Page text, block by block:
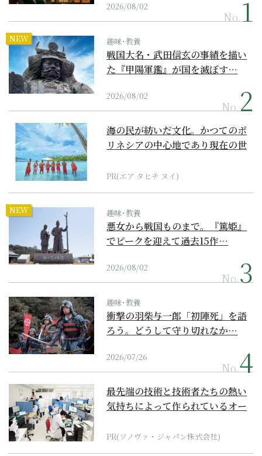
2026/08/02
No.
NEW 趣味･教養
戦国大名・武田信玄の事績を描い
た『甲陽軍鑑』が国を滅ぼす…
2026/08/02
No.
海の民が紡いだ文化。かつてのポ
リネシアの中心地であり現在の世
PR(エア タヒチ ヌイ)
NEW 趣味･教養
悪女から戦国ものまで。『篤姫』
でピークを迎えて過去15作…
2026/08/02
No.
趣味･教養
衝撃の羽柴与一郎「初陣死」を語
ろう。どうして守り切れなか…
2026/07/26
No.
最先端の技術と技術者たちの熱い
気持ちによって作られているオー
PR(ソノヴァ・ジャパン株式会社)